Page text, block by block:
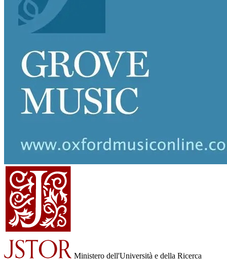
Ministero dell'Università e della Ricerca